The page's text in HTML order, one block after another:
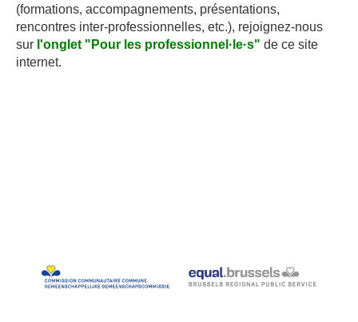
(formations, accompagnements, présentations,
rencontres inter-professionnelles, etc.), rejoignez-nous
sur l'onglet "Pour les professionnel·le·s" de ce site
internet.